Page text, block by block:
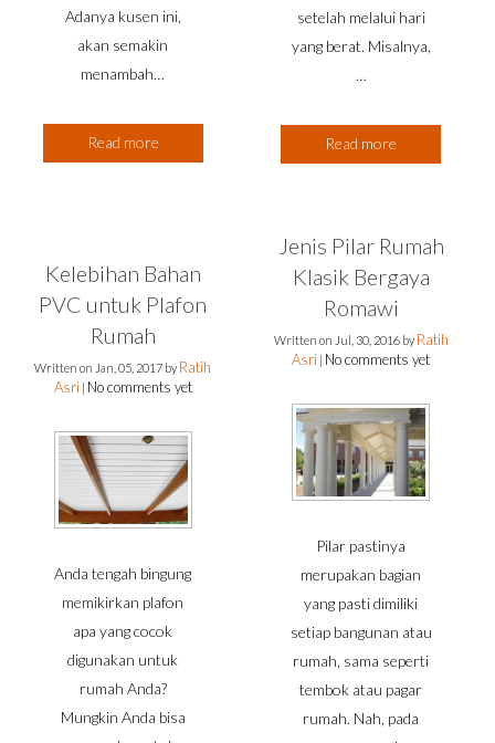
Adanya kusen ini,
akan semakin
menambah…
Read more
setelah melalui hari
yang berat. Misalnya,
…
Read more
Kelebihan Bahan
PVC untuk Plafon
Rumah
Written on Jan, 05, 2017 by Ratih
Asri No comments yet
Anda tengah bingung
memikirkan plafon
apa yang cocok
digunakan untuk
rumah Anda?
Mungkin Anda bisa
Jenis Pilar Rumah
Klasik Bergaya
Romawi
Written on Jul, 30, 2016 by Ratih
Asri No comments yet
Pilar pastinya
merupakan bagian
yang pasti dimiliki
setiap bangunan atau
rumah, sama seperti
tembok atau pagar
rumah. Nah, pada